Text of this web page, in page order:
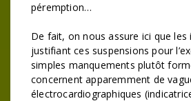
péremption…
De fait, on nous assure ici que les
justifiant ces suspensions pour
simples manquements plutôt
concernent apparemment de
électrocardiographiques